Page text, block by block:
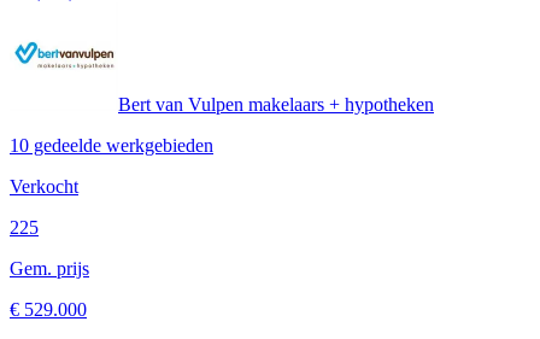
Bert van Vulpen makelaars + hypotheken
10 gedeelde werkgebieden
Verkocht
225
Gem. prijs
€ 529.000